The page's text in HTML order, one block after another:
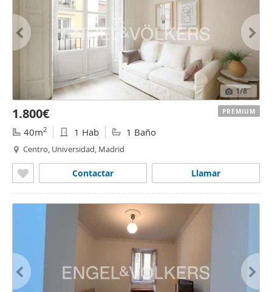
1/8
1.800€
40m2 1 Hab 1 Baño
Centro, Universidad, Madrid
Llamar
Contactar
PREMIUM